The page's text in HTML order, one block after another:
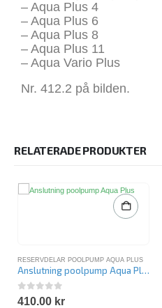
– Aqua Plus 4
– Aqua Plus 6
– Aqua Plus 8
– Aqua Plus 11
– Aqua Vario Plus
Nr. 412.2 på bilden.
RELATERADE PRODUKTER
RESERVDELAR POOLPUMP AQUA PLUS
Anslutning poolpump Aqua Plus
0out of 5
410.00 kr